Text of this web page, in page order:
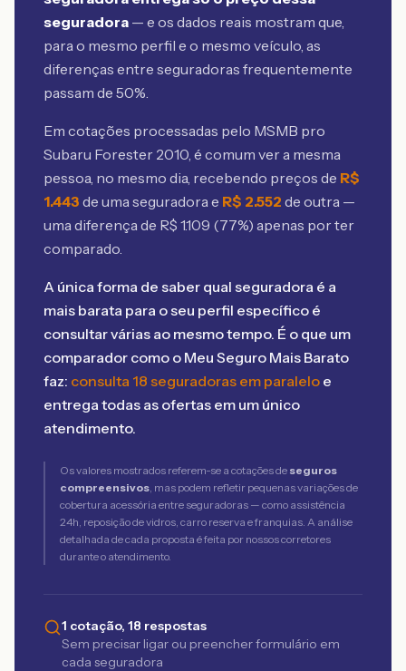
seguradora — e os dados reais mostram que,
para o mesmo perfil e o mesmo veículo, as
diferenças entre seguradoras frequentemente
passam de 50%.
Em cotações processadas pelo MSMB pro
Subaru Forester 2010, é comum ver a mesma
pessoa, no mesmo dia, recebendo preços de R$
1.443 de uma seguradora e R$ 2.552 de outra —
uma diferença de R$ 1.109 (77%) apenas por ter
comparado.
A única forma de saber qual seguradora é a
mais barata para o seu perfil específico é
consultar várias ao mesmo tempo. É o que um
comparador como o Meu Seguro Mais Barato
faz: consulta 18 seguradoras em paralelo e
entrega todas as ofertas em um único
atendimento.
Os valores mostrados referem-se a cotações de seguros
compreensivos, mas podem refletir pequenas variações de
cobertura acessória entre seguradoras — como assistência
24h, reposição de vidros, carro reserva e franquias. A análise
detalhada de cada proposta é feita por nossos corretores
durante o atendimento.
1 cotação, 18 respostas
Sem precisar ligar ou preencher formulário em
cada seguradora